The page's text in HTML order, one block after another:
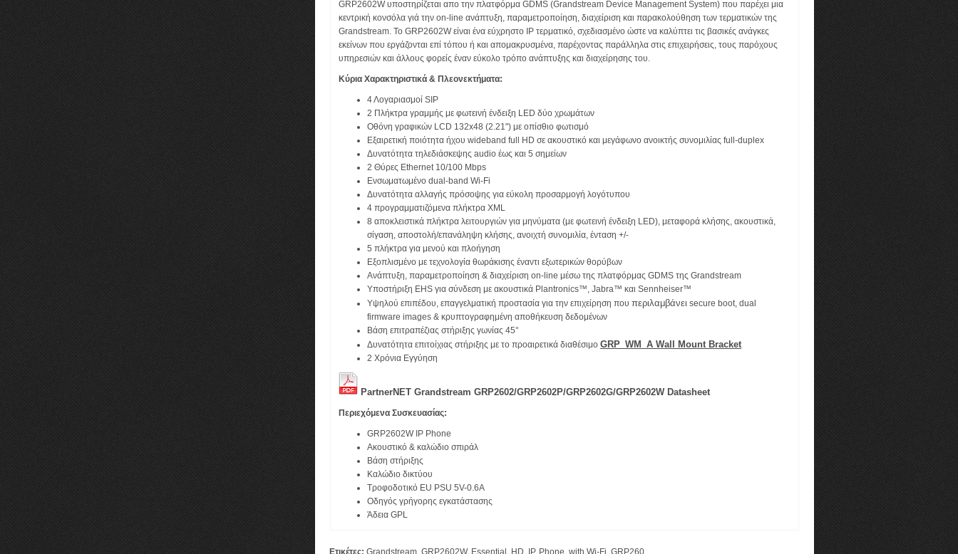
GRP2602W υποστηρίζεται απο την πλατφόρμα GDMS (Grandstream Device Management System) που παρέχει μια
κεντρική κονσόλα γιά την on-line ανάπτυξη, παραμετροποίηση, διαχείριση και παρακολούθηση των τερματικών της
Grandstream. Το GRP2602W είναι ένα εύχρηστο IP τερματικό, σχεδιασμένο ώστε να καλύπτει τις βασικές ανάγκες
εκείνων που εργάζονται επί τόπου ή και απομακρυσμένα, παρέχοντας παράλληλα στις επιχειρήσεις, τους παρόχους
υπηρεσιών και άλλους φορείς έναν εύκολο τρόπο ανάπτυξης και διαχείρησης του.
Κύρια Χαρακτηριστικά & Πλεονεκτήματα:
4 Λογαριασμοί SIP
2 Πλήκτρα γραμμής με φωτεινή ένδειξη LED δύο χρωμάτων
Οθόνη γραφικών LCD 132x48 (2.21") με οπίσθιο φωτισμό
Εξαιρετική ποιότητα ήχου wideband full HD σε ακουστικό και μεγάφωνο ανοικτής συνομιλίας full-duplex
Δυνατότητα τηλεδιάσκεψης audio έως και 5 σημείων
2 Θύρες Ethernet 10/100 Mbps
Eνσωματωμένο dual-band Wi-Fi
Δυνατότητα αλλαγής πρόσοψης για εύκολη προσαρμογή λογότυπου
4 προγραμματιζόμενα πλήκτρα XML
8 αποκλειστικά πλήκτρα λειτουργιών για μηνύματα (με φωτεινή ένδειξη LED), μεταφορά κλήσης, ακουστικά,
σίγαση, αποστολή/επανάληψη κλήσης, ανοιχτή συνομιλία, ένταση +/-
5 πλήκτρα για μενού και πλοήγηση
Εξοπλισμένο με τεχνολογία θωράκισης έναντι εξωτερικών θορύβων
Ανάπτυξη, παραμετροποίηση & διαχείριση on-line μέσω της πλατφόρμας GDMS της Grandstream
Υποστήριξη EHS για σύνδεση με ακουστικά Plantronics™, Jabra™ και Sennheiser™
Υψηλού επιπέδου, επαγγελματική προστασία για την επιχείρηση που περιλαμβάνει secure boot, dual
firmware images & κρυπτογραφημένη αποθήκευση δεδομένων
Βάση επιτραπέζιας στήριξης γωνίας 45°
Δυνατότητα επιτοίχιας στήριξης με το προαιρετικά διαθέσιμο GRP_WM_A Wall Mount Bracket
2 Χρόνια Εγγύηση
PartnerNET Grandstream GRP2602/GRP2602P/GRP2602G/GRP2602W Datasheet
Περιεχόμενα Συσκευασίας:
GRP2602W IP Phone
Ακουστικό & καλώδιο σπιράλ
Βάση στήριξης
Καλώδιο δικτύου
Τροφοδοτικό EU PSU 5V-0.6A
Οδηγός γρήγορης εγκατάστασης
Άδεια GPL
Ετικέτες: Grandstream, GRP2602W, Essential , HD, IP, Phone, with Wi-Fi, GRP260